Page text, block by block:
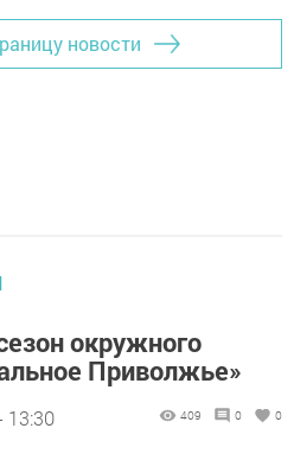
новости
окружного
Приволжье»
13:30 409 0 0